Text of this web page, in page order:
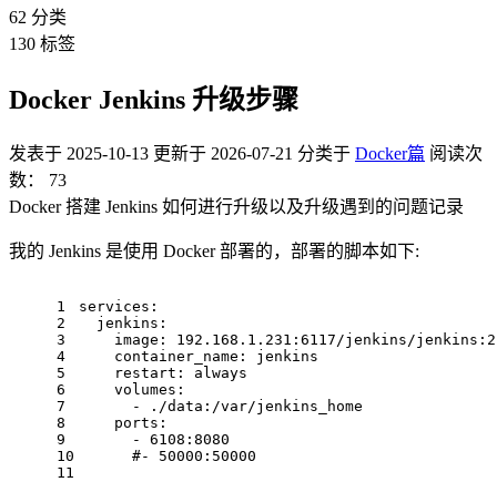
62 分类
130 标签
Docker Jenkins 升级步骤
发表于 2025-10-13 更新于 2026-07-21 分类于 Docker篇 阅读次
数：
73
Docker 搭建 Jenkins 如何进行升级以及升级遇到的问题记录
我的 Jenkins 是使用 Docker 部署的，部署的脚本如下:
1
2
3
4
5
6
7
8
9
10
11
services:
jenkins:
image:
192.168 .1 .231 :6117/jenkins/
container_name:
jenkins
restart:
always
volumes:
-
./data:/var/jenkins_home
ports:
-
6108 :8080
#- 50000:50000